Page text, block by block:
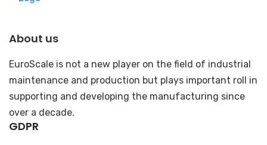
About us
EuroScale is not a new player on the field of industrial
maintenance and production but plays important roll in
supporting and developing the manufacturing since
over a decade.
GDPR